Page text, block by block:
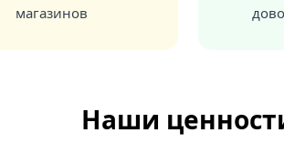
магазинов
Наши